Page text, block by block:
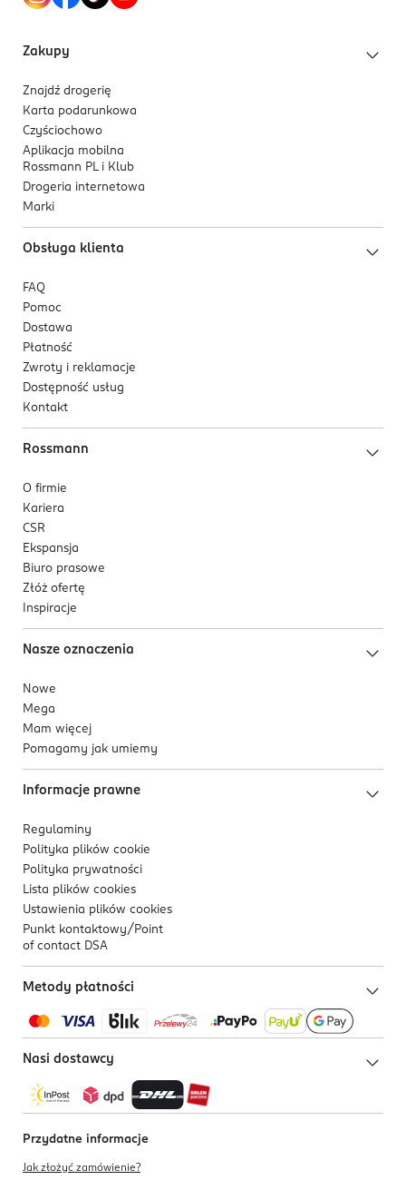
Zakupy
Znajdź drogerię
Karta podarunkowa
Czyściochowo
Aplikacja mobilna
Rossmann PL i Klub
Drogeria internetowa
Marki
Obsługa klienta
FAQ
Pomoc
Dostawa
Płatność
Zwroty i reklamacje
Dostępność usług
Kontakt
Rossmann
O firmie
Kariera
CSR
Ekspansja
Biuro prasowe
Złóż ofertę
Inspiracje
Nasze oznaczenia
Nowe
Mega
Mam więcej
Pomagamy jak umiemy
Informacje prawne
Regulaminy
Polityka plików cookie
Polityka prywatności
Lista plików cookies
Ustawienia plików cookies
Punkt kontaktowy/ Point
of contact DSA
Metody płatności
Nasi dostawcy
Przydatne informacje
Jak złożyć zamówienie?